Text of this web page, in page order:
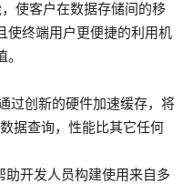
使客户在数据存储间的移
使终端用户更便捷的利用机
过创新的硬件加速缓存，将
据查询，性能比其它任何
助开发人员构建使用来自多